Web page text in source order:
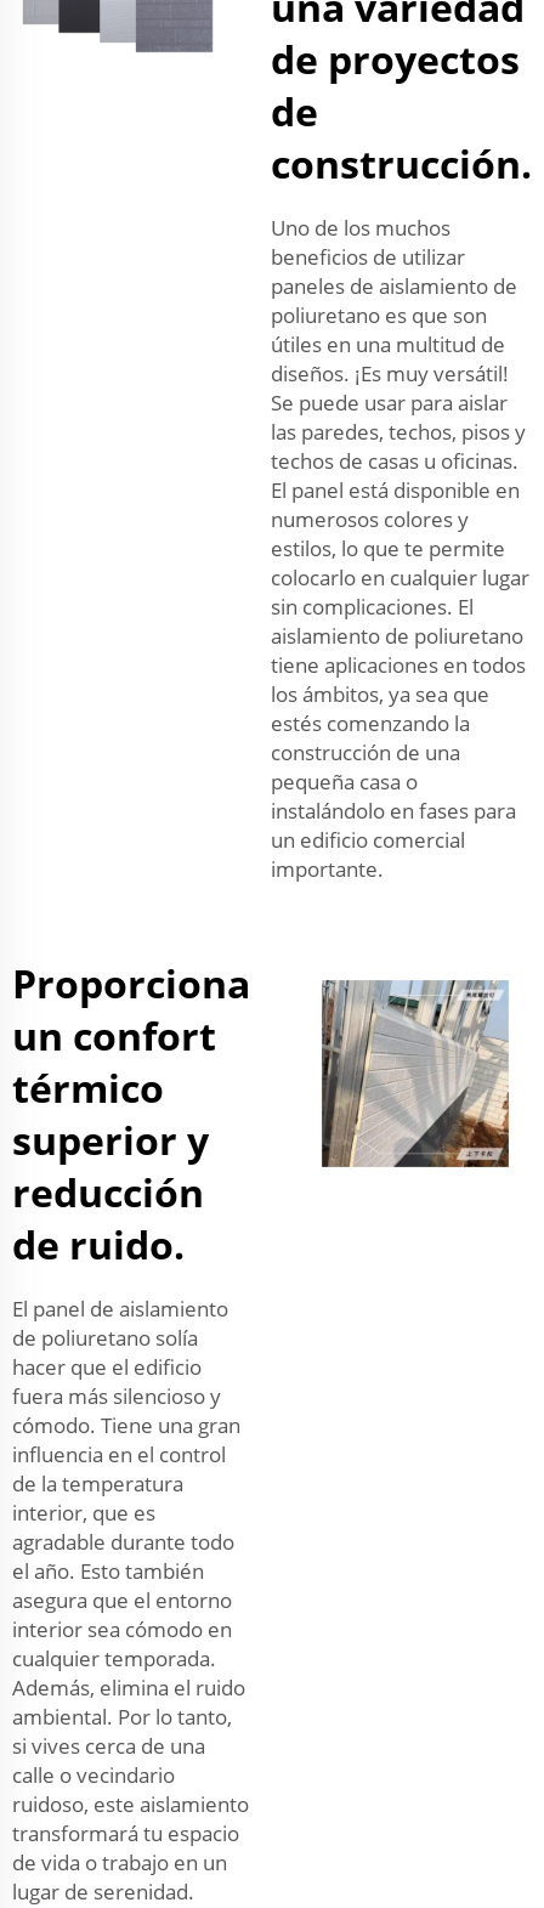
de proyectos
de
construcción.
Uno de los muchos
beneficios de utilizar
paneles de aislamiento de
poliuretano es que son
útiles en una multitud de
diseños. ¡Es muy versátil!
Se puede usar para aislar
las paredes, techos, pisos y
techos de casas u oficinas.
El panel está disponible en
numerosos colores y
estilos, lo que te permite
colocarlo en cualquier lugar
sin complicaciones. El
aislamiento de poliuretano
tiene aplicaciones en todos
los ámbitos, ya sea que
estés comenzando la
construcción de una
pequeña casa o
instalándolo en fases para
un edificio comercial
importante.
Proporciona
un confort
térmico
superior y
reducción
de ruido.
El panel de aislamiento
de poliuretano solía
hacer que el edificio
fuera más silencioso y
cómodo. Tiene una gran
influencia en el control
de la temperatura
interior, que es
agradable durante todo
el año. Esto también
asegura que el entorno
interior sea cómodo en
cualquier temporada.
Además, elimina el ruido
ambiental. Por lo tanto,
si vives cerca de una
calle o vecindario
ruidoso, este aislamiento
transformará tu espacio
de vida o trabajo en un
lugar de serenidad.